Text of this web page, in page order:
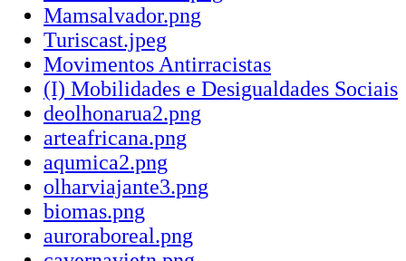
Mamsalvador.png
Turiscast.jpeg
Movimentos Antirracistas
(I) Mobilidades e Desigualdades Sociais
deolhonarua2.png
arteafricana.png
aqumica2.png
olharviajante3.png
biomas.png
auroraboreal.png